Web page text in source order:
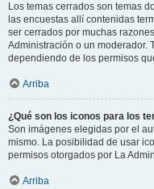
Los temas cerrados son temas
las encuestas allí contenidas
ser cerrados por muchas
Administración o un moderador.
dependiendo de los permisos
Arriba
¿Qué son los iconos para los
Son imágenes elegidas por el
mismo. La posibilidad de usar
permisos otorgados por La
Arriba